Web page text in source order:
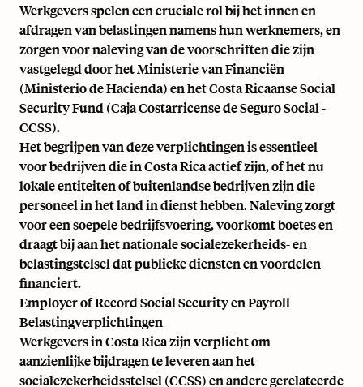
Werkgevers spelen een cruciale rol bij het innen en
afdragen van belastingen namens hun werknemers, en
zorgen voor naleving van de voorschriften die zijn
vastgelegd door het Ministerie van Financiën
(Ministerio de Hacienda) en het Costa Ricaanse Social
Security Fund (Caja Costarricense de Seguro Social -
CCSS).
Het begrijpen van deze verplichtingen is essentieel
voor bedrijven die in Costa Rica actief zijn, of het nu
lokale entiteiten of buitenlandse bedrijven zijn die
personeel in het land in dienst hebben. Naleving zorgt
voor een soepele bedrijfsvoering, voorkomt boetes en
draagt bij aan het nationale socialezekerheids- en
belastingstelsel dat publieke diensten en voordelen
financiert.
Employer of Record Social Security en Payroll
Belastingverplichtingen
Werkgevers in Costa Rica zijn verplicht om
aanzienlijke bijdragen te leveren aan het
socialezekerheidsstelsel (CCSS) en andere gerelateerde